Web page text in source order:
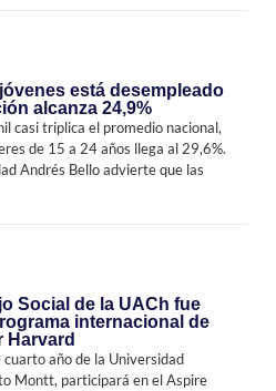
está desempleado
alcanza 24,9%
casi triplica el promedio nacional,
de 15 a 24 años llega al 29,6%.
Andrés Bello advierte que las
Social de la UACh fue
internacional de
Harvard
año de la Universidad
Montt, participará en el Aspire